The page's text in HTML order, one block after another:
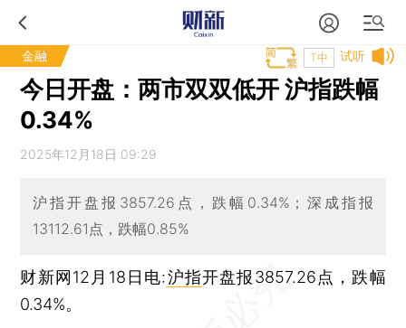
金融 试听
T中
今日开盘：两市双双低开 沪指跌幅
0.34%
2025年12月18日 09:29
沪指开盘报3857.26点，跌幅0.34%；深成指报
13112.61点，跌幅0.85%
财新网12月18日电:沪指开盘报3857.26点，跌幅
0.34%。